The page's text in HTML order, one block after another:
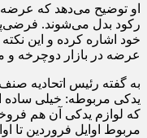
او توضیح می‌دهد که عرضه
رکود بدل می‌شوند.
خود اشاره کرده و این
عرضه در بازار دوچرخه و
به گفته رئیس اتحادیه
یدکی مربوطه: خیلی ساده
که لوازم یدکی آن هم
مربوط اوایل فروردین تا